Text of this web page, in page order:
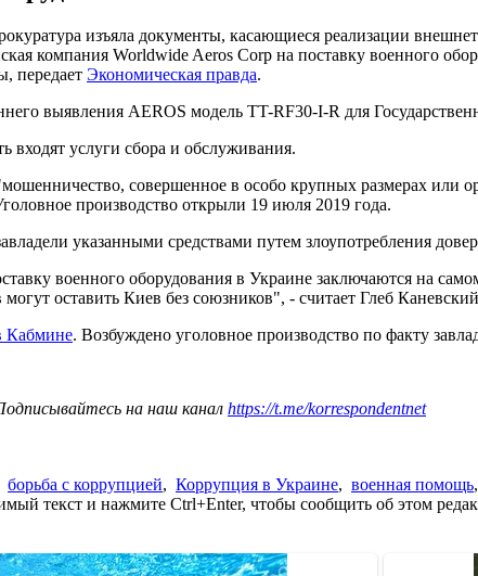
изъяла документы, касающиеся реализации
компания Worldwide Aeros Corp на поставку военного
передает Экономическая правда.
выявления AEROS модель TT-RF30-I-R для
входят услуги сбора и обслуживания.
"мошенничество, совершенное в особо крупных размерах
производство открыли 19 июля 2019 года.
указанными средствами путем злоупотребления
военного оборудования в Украине заключаются на
оставить Киев без союзников", - считает Глеб
Кабмине. Возбуждено уголовное производство по факту
на наш канал https://t.me/korrespondentnet
борьба с коррупцией, Коррупция в Украине, военная помощь,
текст и нажмите Ctrl+Enter, чтобы сообщить об этом